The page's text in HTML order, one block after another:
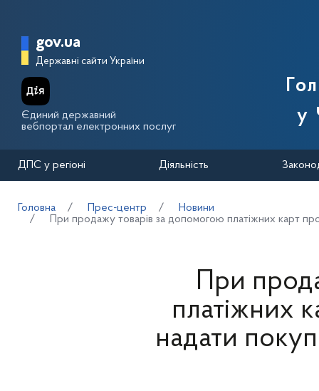
Головна сторінка Державної
gov.ua
Державні сайти України
Єдиний державний
вебпортал електронних послуг
у
ДПС у регіоні Діяльність
Головна Прес-центр
Новини
При продажу товарів за допомогою платіжних карт
При
платіжних
надати